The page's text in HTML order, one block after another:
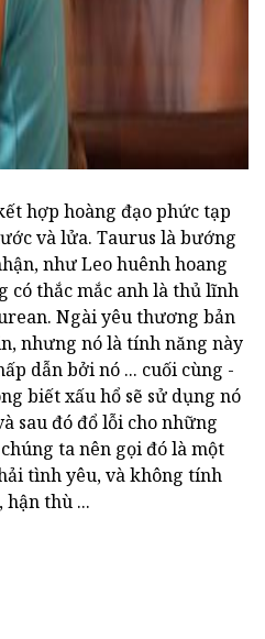
hợp hoàng đạo phức tạp
và lửa. Taurus là bướng
như Leo huênh hoang
có thắc mắc anh là thủ lĩnh
Ngài yêu thương bản
nhưng nó là tính năng này
dẫn bởi nó ... cuối cùng -
biết xấu hổ sẽ sử dụng nó
sau đó đổ lỗi cho những
ta nên gọi đó là một
tình yêu, và không tính
hận thù ...